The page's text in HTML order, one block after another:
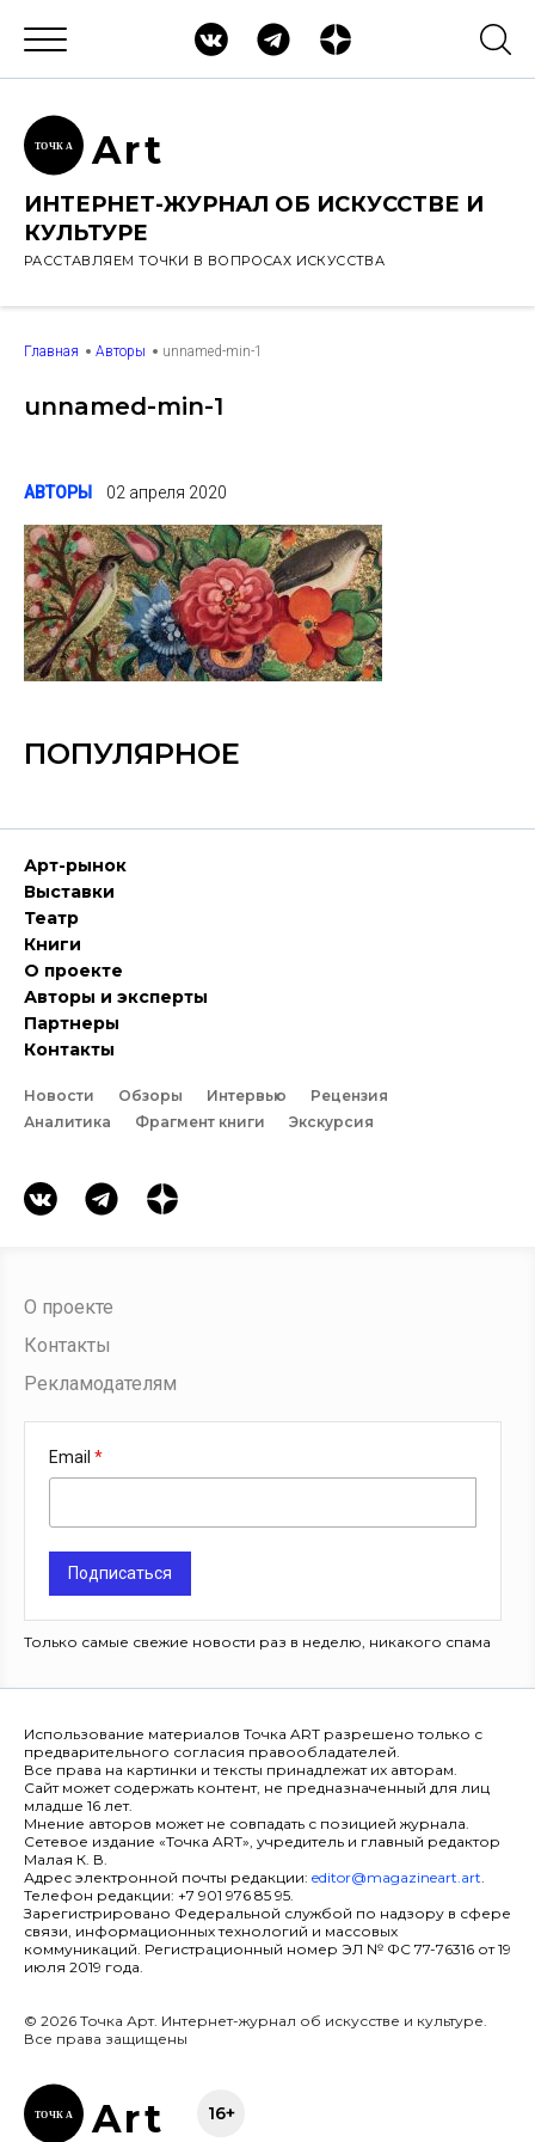
ТОЧК А Art
ИНТЕРНЕТ-ЖУРНАЛ ОБ ИСКУССТВЕ И
КУЛЬТУРЕ
РАССТАВЛЯЕМ ТОЧКИ В ВОПРОСАХ ИСКУССТВА
Главная Авторы unnamed-min-1
unnamed-min-1
АВТОРЫ 02 апреля 2020
ПОПУЛЯРНОЕ
Арт-рынок
Выставки
Театр
Книги
О проекте
Авторы и эксперты
Партнеры
Контакты
Новости Обзоры Интервью
Рецензия
Аналитика
Фрагмент книги Экскурсия
О проекте
Контакты
Рекламодателям
Email
Подписаться
Только самые свежие новости раз в неделю, никакого спама
Использование материалов Точка ART разрешено только с
предварительного согласия правообладателей.
Все права на картинки и тексты принадлежат их авторам.
Сайт может содержать контент, не предназначенный для лиц
младше 16 лет.
Мнение авторов может не совпадать с позицией журнала.
Сетевое издание «Точка ART», учредитель и главный редактор
Малая К. В.
Адрес электронной почты редакции: editor@magazineart.art.
Телефон редакции: +7 901 976 85 95.
Зарегистрировано Федеральной службой по надзору в сфере
связи, информационных технологий и массовых
коммуникаций. Регистрационный номер ЭЛ № ФС 77-76316 от 19
июля 2019 года.
© 2026 Точка Арт. Интернет-журнал об искусстве и культуре.
Все права защищены
ТОЧК А Art 16+